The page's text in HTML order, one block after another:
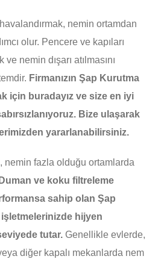
nemin ortamdan
olur. Pencere ve kapıları
nemin dışarı atılmasını
Firmanızın Şap Kurutma
için buradayız ve size en iyi
Bize ulaşarak
yararlanabilirsiniz.
nemin fazla olduğu ortamlarda
Duman ve koku filtreleme
sahip olan Şap
işletmelerinizde hijyen
tutar. Genellikle evlerde,
diğer kapalı mekanlarda nem